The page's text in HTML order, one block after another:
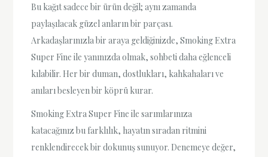
Bu kağıt sadece bir ürün değil; aynı zamanda
paylaşılacak güzel anların bir parçası.
Arkadaşlarınızla bir araya geldiğinizde, Smoking Extra
Super Fine ile yanınızda olmak, sohbeti daha eğlenceli
kılabilir. Her bir duman, dostlukları, kahkahaları ve
anıları besleyen bir köprü kurar.
Smoking Extra Super Fine ile sarımlarınıza
katacağınız bu farklılık, hayatın sıradan ritmini
renklendirecek bir dokunuş sunuyor. Denemeye değer,